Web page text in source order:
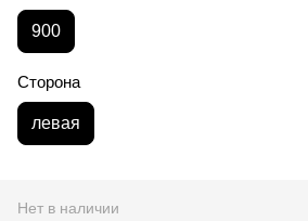
900
Сторона
левая
Нет в наличии